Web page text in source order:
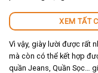
XEM TẤT
Vì vậy, giày lười được rất
mà còn có thể kết hợp
quần Jeans, Quần Sọc…